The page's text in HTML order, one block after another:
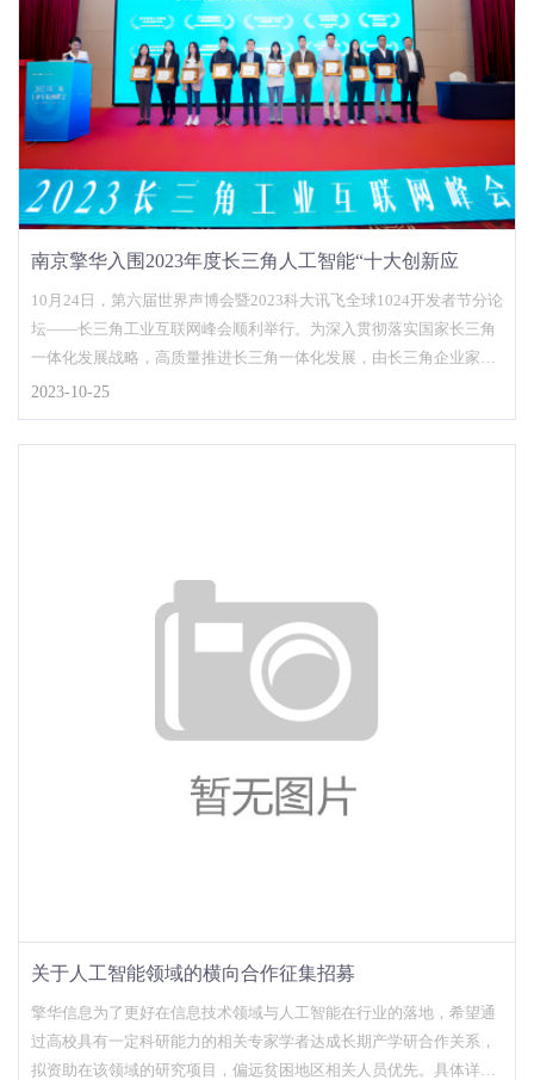
南京擎华入围2023年度长三角人工智能“十大创新应
用”榜单
10月24日，第六届世界声博会暨2023科大讯飞全球1024开发者节分论
坛——长三角工业互联网峰会顺利举行。为深入贯彻落实国家长三角
一体化发展战略，高质量推进长三角一体化发展，由长三角企业家联
盟、长三...
2023-10-25
关于人工智能领域的横向合作征集招募
擎华信息为了更好在信息技术领域与人工智能在行业的落地，希望通
过高校具有一定科研能力的相关专家学者达成长期产学研合作关系，
拟资助在该领域的研究项目，偏远贫困地区相关人员优先。具体详见